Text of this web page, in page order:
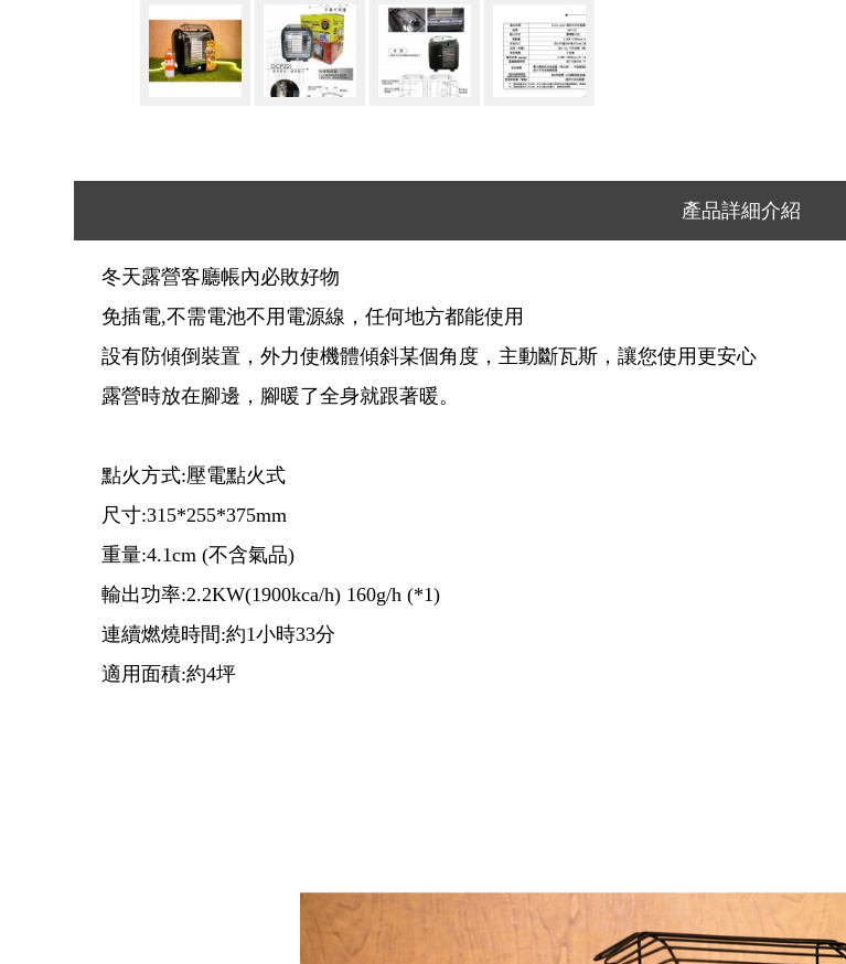
產品詳細介紹
冬天露營客廳帳內必敗好物
免插電,不需電池不用電源線，任何地方都能使用
設有防傾倒裝置，外力使機體傾斜某個角度，主動斷瓦斯，讓您使用更安心
露營時放在腳邊，腳暖了全身就跟著暖。
點火方式:壓電點火式
尺寸:315*255*375mm
重量:4.1cm (不含氣品)
輸出功率:2.2KW(1900kca/h) 160g/h (*1)
連續燃燒時間:約1小時33分
適用面積:約4坪